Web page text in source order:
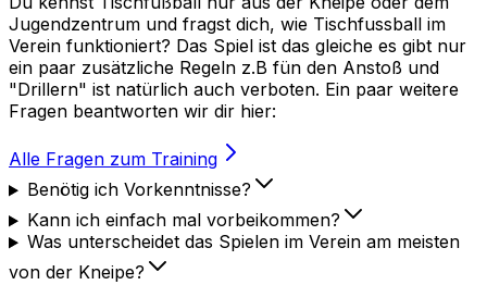
Jugendzentrum und fragst dich, wie Tischfussball im
Verein funktioniert? Das Spiel ist das gleiche es gibt nur
ein paar zusätzliche Regeln z.B fün den Anstoß und
"Drillern" ist natürlich auch verboten. Ein paar weitere
Fragen beantworten wir dir hier:
Alle Fragen zum Training
Benötig ich Vorkenntnisse?
Kann ich einfach mal vorbeikommen?
Was unterscheidet das Spielen im Verein am meisten
von der Kneipe?